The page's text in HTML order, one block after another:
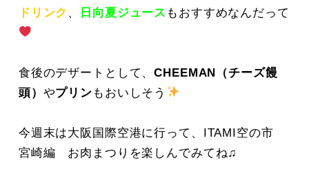
ドリンク 、 日向夏ジュース もおすすめなんだって
食後のデザートとして、CHEEMAN（チーズ饅
頭） やプリン もおいしそう
今週末は大阪国際空港に行って、ITAMI空の市
宮崎編 お肉まつりを楽しんでみてね♫